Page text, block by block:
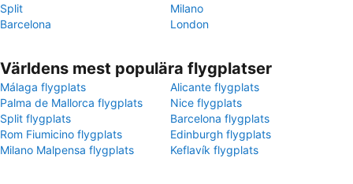
Split
Milano
Barcelona
London
Världens mest populära flygplatser
Málaga flygplats
Alicante flygplats
Palma de Mallorca flygplats
Nice flygplats
Split flygplats
Barcelona flygplats
Rom Fiumicino flygplats
Edinburgh flygplats
Milano Malpensa flygplats
Keflavík flygplats